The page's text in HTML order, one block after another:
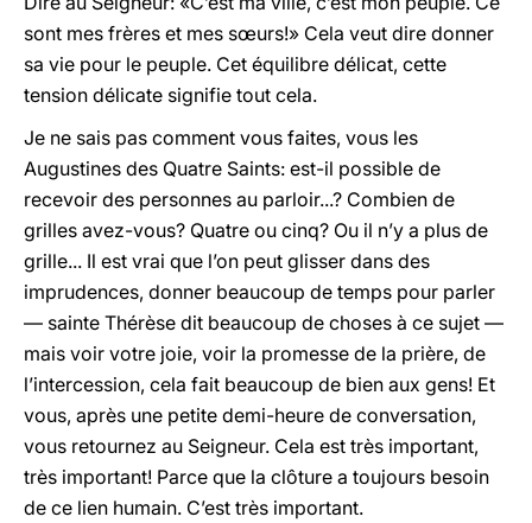
sont mes frères et mes sœurs!» Cela veut dire donner
sa vie pour le peuple. Cet équilibre délicat, cette
tension délicate signifie tout cela.
Je ne sais pas comment vous faites, vous les
Augustines des Quatre Saints: est-il possible de
recevoir des personnes au parloir...? Combien de
grilles avez-vous? Quatre ou cinq? Ou il n’y a plus de
grille... Il est vrai que l’on peut glisser dans des
imprudences, donner beaucoup de temps pour parler
— sainte Thérèse dit beaucoup de choses à ce sujet —
mais voir votre joie, voir la promesse de la prière, de
l’intercession, cela fait beaucoup de bien aux gens! Et
vous, après une petite demi-heure de conversation,
vous retournez au Seigneur. Cela est très important,
très important! Parce que la clôture a toujours besoin
de ce lien humain. C’est très important.